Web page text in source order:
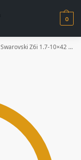
0
Swarovski Z6i 1.7-10×42 L 4A-I